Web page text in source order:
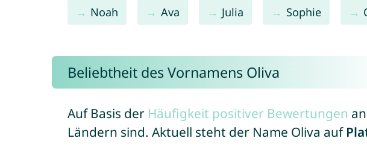
Noah Ava Julia Sophie
Beliebtheit des Vornamens Oliva
Auf Basis der Häufigkeit positiver Bewertungen
Ländern sind. Aktuell steht der Name Oliva auf